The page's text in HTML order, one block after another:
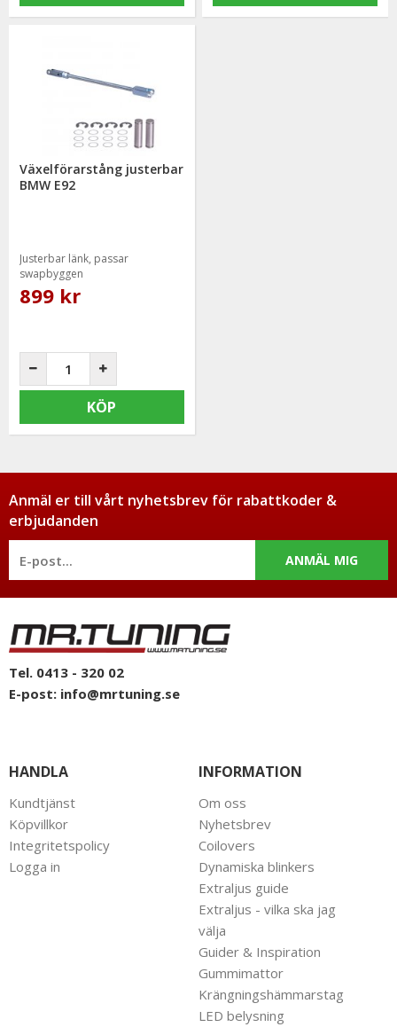
Växelförarstång justerbar
BMW E92
Justerbar länk, passar
swapbyggen
899 kr
KÖP
Anmäl er till vårt nyhetsbrev för rabattkoder &
erbjudanden
ANMÄL MIG
Tel. 0413 - 320 02
E-post: info@mrtuning.se
HANDLA
Kundtjänst
Köpvillkor
Integritetspolicy
Logga in
INFORMATION
Om oss
Nyhetsbrev
Coilovers
Dynamiska blinkers
Extraljus guide
Extraljus - vilka ska jag
välja
Guider & Inspiration
Gummimattor
Krängningshämmarstag
LED belysning